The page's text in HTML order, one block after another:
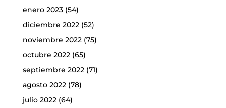
enero 2023(54)
diciembre 2022(52)
noviembre 2022(75)
octubre 2022(65)
septiembre 2022(71)
agosto 2022(78)
julio 2022(64)